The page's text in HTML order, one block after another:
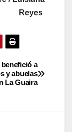
Reyes
a
y abuelas
La Guaira